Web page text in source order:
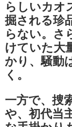
らしいカオ
掘される珍
らない。さ
けていた大
かり、騒動
く。
一方で、捜
や、初代当